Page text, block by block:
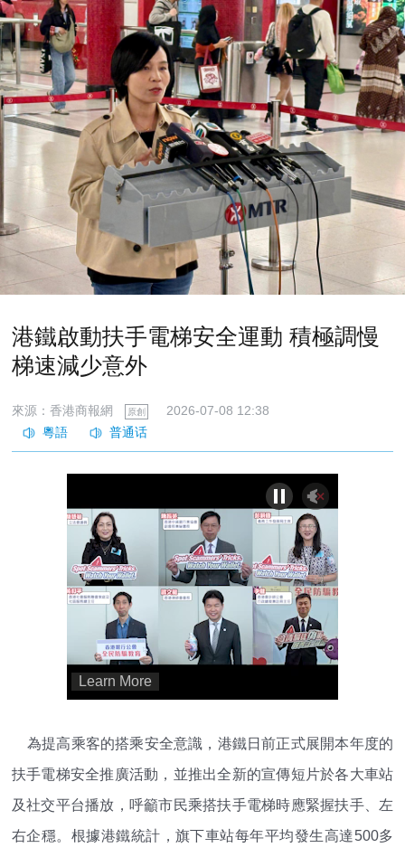
港鐵啟動扶手電梯安全運動 積極調慢
梯速減少意外
來源：香港商報網 原創 2026-07-08 12:38
為提高乘客的搭乘安全意識，港鐵日前正式展開本年度的
扶手電梯安全推廣活動，並推出全新的宣傳短片於各大車站
及社交平台播放，呼籲市民乘搭扶手電梯時應緊握扶手、左
右企穩。根據港鐵統計，旗下車站每年平均發生高達500多